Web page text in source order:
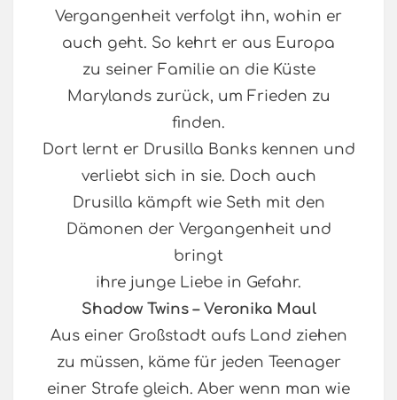
Vergangenheit verfolgt ihn, wohin er
auch geht. So kehrt er aus Europa
zu seiner Familie an die Küste
Marylands zurück, um Frieden zu
finden.
Dort lernt er Drusilla Banks kennen und
verliebt sich in sie. Doch auch
Drusilla kämpft wie Seth mit den
Dämonen der Vergangenheit und
bringt
ihre junge Liebe in Gefahr.
Shadow Twins – Veronika Maul
Aus einer Großstadt aufs Land ziehen
zu müssen, käme für jeden Teenager
einer Strafe gleich. Aber wenn man wie